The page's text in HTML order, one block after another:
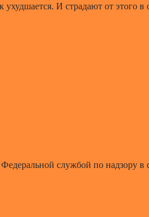
И страдают от этого
службой по надзору